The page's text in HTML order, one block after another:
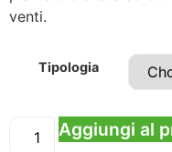
venti.
Tipologia
Aggiungi al